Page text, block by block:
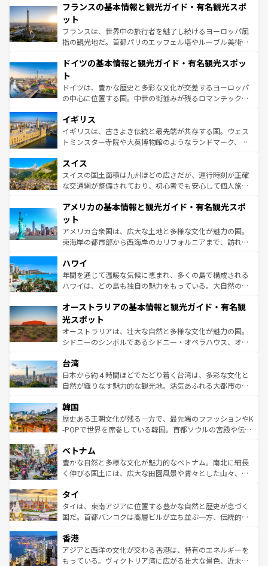
ませてくれるイタリアで、忘れられない旅をしてみよう！
なお、新着のイタリア情報は
しい。
文化が根付くこの国では、情熱的なフラメンコ、熱気あふ
れる闘牛、そして美味しいタパスが生活の一部となってい
る。首都マドリードの洗練された雰囲気や、バルセロナの
アートに溢れた街角から、地方では古代ローマ遺跡や中世
せる。地方によって風土や気候が異なるスペインはその個
ンテンツ一覧 を参照してほしい。
フランスの基本情報と観光ガイド・有名観光スポ
ット
フランスは、世界中の旅行者を魅了し続けるヨーロッパ屈
指の観光地だ。首都パリのエッフェル塔やルーブル美術館
で、幅広い魅力が詰まっている。華麗な宮殿、歴史的な大
聖堂、美しいビーチ、そして豊かな自然が、訪れる者を心
から魅了する。また、フランスは美食の国としても知ら
れ、フランス料理はユネスコ無形文化遺産にも登録されて
香り高いラベンダー畑など、多彩な楽しみ方が可能だ。さ
らに、パリ以外の地域にも魅力が溢れており、どの街角に
も豊かな歴史と文化が息づいている。パリ以外の個性あふ
を参照してほしい。
ドイツの基本情報と観光ガイド・有名観光スポッ
ト
ドイツは、豊かな歴史と多彩な文化が交差するヨーロッパ
の中心に位置する国。中世の街並みが残るロマンチック街
顔を持つこの国は、どこを歩いても飽きることがない。ベ
ルリンの文化的活気、バイエルン州のアルプスの絶景、そ
してライン川沿いのワイン畑といった風景は必見。ビール
は、お酒好きな人にはぜひ体験してほしい。 なお、新着の
ドイツ情報はコンテンツ一覧を参照してほしい。
イギリス
イギリスは、古きよき伝統と最先端が共存する国。ウェス
トミンスター寺院や大英博物館のようなランドマーク、歴
リアごとに異なる魅力がある。また、優雅なアフタヌーン
ティー、ビール好きにはたまらない英国パブ、サッカー観
戦など、本場だからこそできる体験も豊富。イギリスを旅
ンツ一覧を参照してほしい。
スイス
スイスの国土面積は九州ほどの広さだが、運行時刻が正確
な交通網が整備されており、初心者でも安心して個人旅行
の建物がそのまま残る町や、スイスならではのユニークな
博物館もあり、アルプス観光だけでなく町歩きも満喫する
ことができる。国民の所得が高いため物価も高いが、旅行
者向けの交通パス提供のサービスもあり、うまく活用すれ
着のスイス情報は
アメリカの基本情報と観光ガイド・有名観光スポ
ット
アメリカ合衆国は、広大な土地と多様な文化が魅力の国。
東海岸の都市部から西海岸のカリフォルニアまで、訪れる
のような巨大都市は、観光、ショッピング、エンターテイ
ンメントが詰まった刺激的なスポットだ。一方、アメリカ
西部には大自然が広がり、グランドキャニオンやイエロー
部のニューオーリンズでは、音楽と美食が融合した独特の
文化が魅力。旅行者はアメリカの各地域で異なる魅力を楽
しみながら、その多様性と豊かな歴史を感じることができ
るだろう。車でのロードトリップや列車の旅も、アメリカ
情報は
ハワイ
年間を通じて温暖な気候に恵まれ、多くの島で構成される
ハワイは、どの島も独自の魅力をもっている。大自然の神
ワイ島は見逃せない。また、定番の観光地といえばオアフ
島だが、静かな自然を求めるならマウイ島やカウアイ島が
おすすめ。エメラルドグリーンに輝く海をはじめ、豊かな
文化や歴史が息づいている。「アロハスピリット」と呼ば
人々、おいしいローカルフードやハワイアンミュージッ
ク、伝統的なフラダンスなど、すべてがハワイの魅力を彩
っている。訪れるたびに新しい発見と感動が待っているハ
はコンテンツ一覧
オーストラリアの基本情報と観光ガイド・有名観
光スポット
オーストラリアは、壮大な自然と多様な文化が魅力の国。
シドニーのシンボルであるシドニー・オペラハウス、オー
リアリーフや大陸中央部にそびえるウルル（エアーズロッ
ク）、タスマニアの美しい原生林やケアンズの熱帯雨林な
ど、見どころがたくさん。また、カフェやワイン、オージ
いる。アクティビティも充実しており、サーフィンやダイ
ビング、ハイキングなど、アウトドア好きにはたまらな
い。オーストラリアの多彩な魅力を存分に味わいつくそ
参照してほしい。
台湾
日本から約４時間ほどでたどり着く台湾は、多彩な文化と
自然が織りなす魅力的な観光地。活気あふれる大都市の台
ン）、静ひつな山岳地帯である台湾東部など、都市の喧騒
と山間の静けさが共存しており、訪れる人に新しい発見と
驚きをもたらしてくれる。また、奥深い台湾の食文化も魅
容にもいいと評判のスイーツなど、バラエティ豊かな料理
が味わえる。 なお、新着の台湾情報は コンテンツ一覧を参
照してほしい。
韓国
歴史ある王朝文化が残る一方で、最先端のファッションやK
-POPで世界を席巻している韓国。首都ソウルの宮殿や伝統
き、地方に足を延ばせば四季折々の自然美を楽しむことが
できる。そして、キムチや焼肉、絶品のストリートフード
まで、さまざまな韓国料理が待っている。夜には、韓国な
リティに包まれながら、韓国の多彩な魅力を心ゆくまで味
わってみてほしい。 なお、新着の韓国情報はコンテンツ一
覧を参照してほしい。
ベトナム
豊かな自然と多様な文化が魅力的なベトナム。南北に細長
く伸びる国土には、広大な田園風景や青々とした山々、世
急速な発展と共に伝統が息づく。ハノイの古い町並みやホ
ーチミン市のフランス統治時代の建物も、独特の雰囲気を
醸し出している。また、バラエティの豊かさとおいしさで
とつ。フォーやバインミー、ベトナムコーヒーなどは、ぜ
ひ現地で味わいたい。どの地域を訪れてもあたたかい人々
が旅行者を迎えてくれるので、きっと忘れられない旅にな
タイ
タイは、東南アジアに位置する豊かな自然と歴史が息づく
国だ。首都バンコクは高層ビルが立ち並ぶ一方、伝統的な
の活気が交差している。北部ではチェンマイなどの山岳地
帯で自然と触れ合い、南部ではプーケットやクラビの美し
いビーチでリゾート気分を楽しむことができる。タイ料理
香港
アジアと西洋の文化が交わる香港は、特有のエネルギーを
もっている。ヴィクトリア湾に広がる壮大な景色、近未来